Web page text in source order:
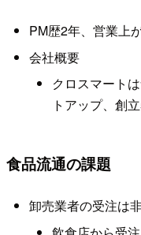
PM歴2年、営業上
会社概要
クロスマート
トアップ、創
食品流通の課題
卸売業者の受注は